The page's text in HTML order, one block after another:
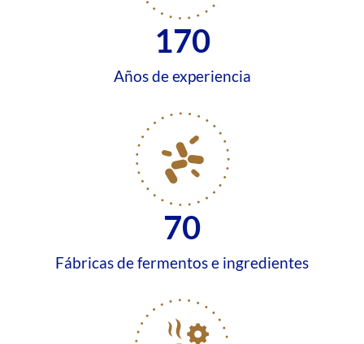
Años de experiencia
170
Fábricas de fermentos e ingredientes
70